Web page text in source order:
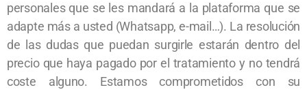
personales que se les mandará a la plataforma que se
adapte más a usted (Whatsapp, e-mail…). La resolución
de las dudas que puedan surgirle estarán dentro del
precio que haya pagado por el tratamiento y no tendrá
coste alguno. Estamos comprometidos con su